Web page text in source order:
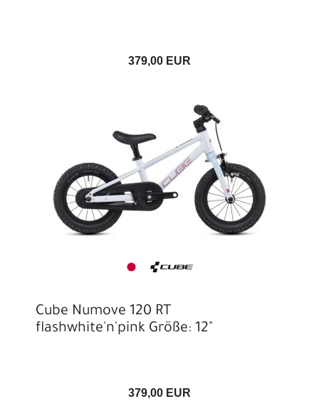
379,00 EUR
Cube Numove 120 RT
flashwhite'n'pink Größe: 12"
379,00 EUR